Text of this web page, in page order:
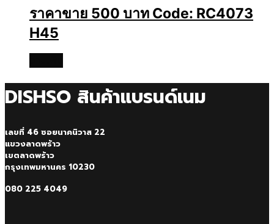
ราคาขาย 500 บาท Code: RC4073
H45
DISHSO สินค้าแบรนด์เนม
เลขที่ 46 ซอยนาคนิวาส 22
แขวงลาดพร้าว
เขตลาดพร้าว
กรุงเทพมหานคร 10230
080 225 4049